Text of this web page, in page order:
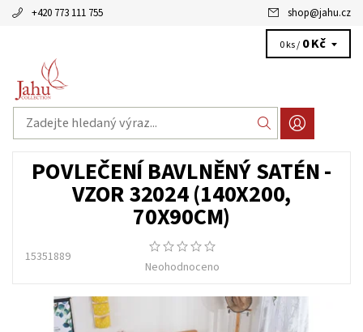
+420 773 111 755 shop@jahu.cz
0 ks / 0 Kč
POVLEČENÍ BAVLNĚNÝ SATÉN -
VZOR 32024 (140X200,
70X90CM)
15351889
Neohodnoceno